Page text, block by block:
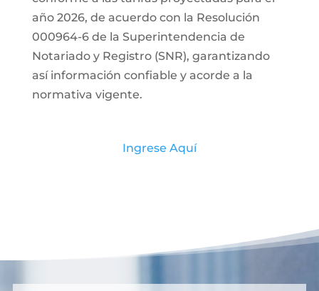
año 2026, de acuerdo con la Resolución
000964-6 de la Superintendencia de
Notariado y Registro (SNR), garantizando
así información confiable y acorde a la
normativa vigente.
Ingrese Aquí